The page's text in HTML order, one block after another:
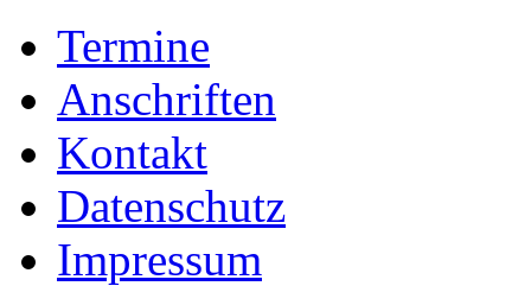
Termine
Anschriften
Kontakt
Datenschutz
Impressum